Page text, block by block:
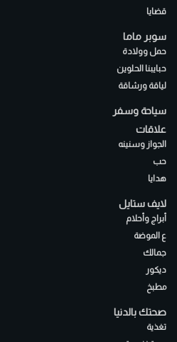
قضايا
سوبر ماما
حمل وولادة
حبايبنا الحلوين
لياقة ورشاقة
سياحة وسفر
علاقات
الجواز وسنينه
حب
هدايا
لايف ستايل
أبراج وأحلام
ع الموضة
جمالك
ديكور
مطبخ
صحتك بالدنيا
تغذية